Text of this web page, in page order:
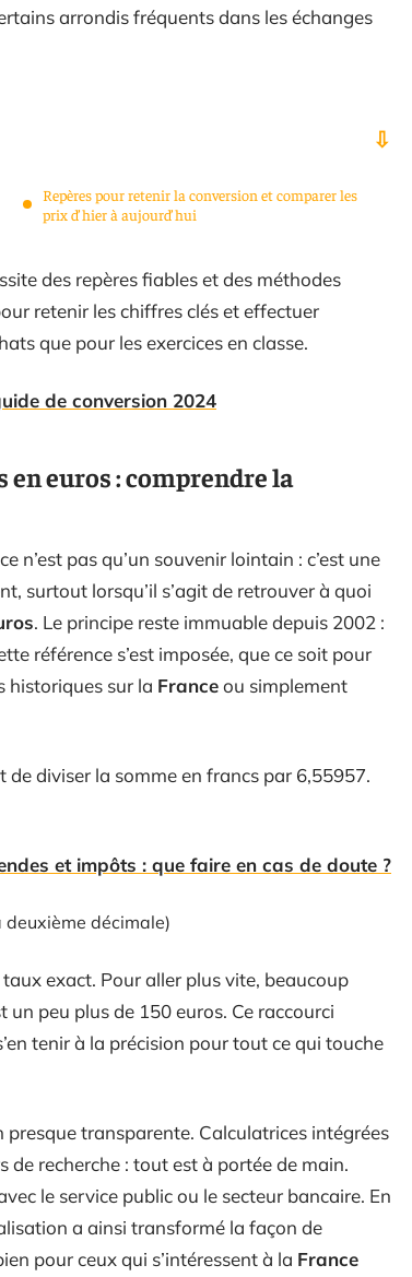
arrondis fréquents dans les échanges
Repères pour retenir la conversion et comparer les
prix d’hier à aujourd’hui
des repères fiables et des méthodes
retenir les chiffres clés et effectuer
que pour les exercices en classe.
de conversion 2024
euros : comprendre la
n’est pas qu’un souvenir lointain : c’est une
surtout lorsqu’il s’agit de retrouver à quoi
. Le principe reste immuable depuis 2002 :
référence s’est imposée, que ce soit pour
historiques sur la Franceou simplement
de diviser la somme en francs par 6,55957.
et impôts : que faire en cas de doute ?
décimale)
exact. Pour aller plus vite, beaucoup
un peu plus de 150 euros. Ce raccourci
tenir à la précision pour tout ce qui touche
transparente. Calculatrices intégrées
recherche : tout est à portée de main.
le service public ou le secteur bancaire. En
a ainsi transformé la façon de
pour ceux qui s’intéressent à la France